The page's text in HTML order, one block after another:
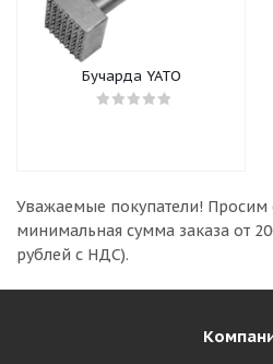
Бучарда YATO
Уважаемые покупатели! Просим
минимальная сумма заказа от
рублей с НДС).